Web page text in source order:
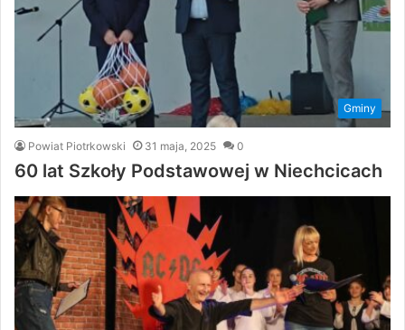
Gminy
Powiat Piotrkowski 31 maja, 2025 0
60 lat Szkoły Podstawowej w Niechcicach